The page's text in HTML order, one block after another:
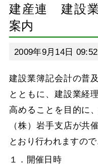
建産連 建設
案内
2009年9月14日 09:52
建設業簿記会計の普
とともに、建設業経
高めることを目的に
（株）岩手支店が共
とおり行われますの
１．開催日時